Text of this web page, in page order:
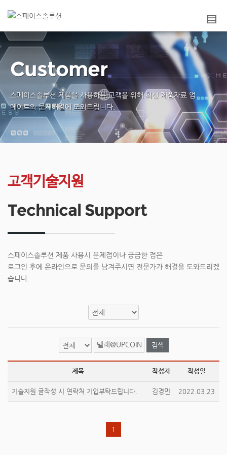
스페이스솔루션 제품을 사용하는 고객을 위해최신 제품자료 업
데이트와 문제해결에 도와드립니다.
Customer
고객기술지원
Technical Support
스페이스솔루션 제품 사용시 문제점이나 궁금한 점은
로그인 후에 온라인으로 문의를 남겨주시면 전문가가 해결을 도와드리겠
습니다.
검색
제목 작성자 작성일
기술지원 글작성 시 연락처 기입부탁드립니다. 김경민 2022.03.23
1